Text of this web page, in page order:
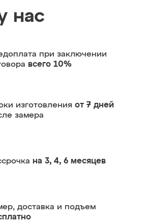
нас
при заключении
всего 10%
изготовления от 7 дней
замера
на 3, 4, 6 месяцев
доставка и подъем